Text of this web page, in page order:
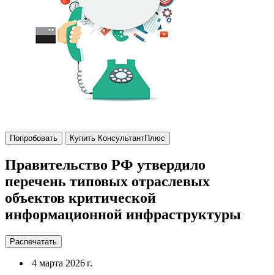
Попробовать Купить КонсультантПлюс
Правительство РФ утвердило
перечень типовых отраслевых
объектов критической
информационной инфраструктуры
Распечатать
4 марта 2026 г.